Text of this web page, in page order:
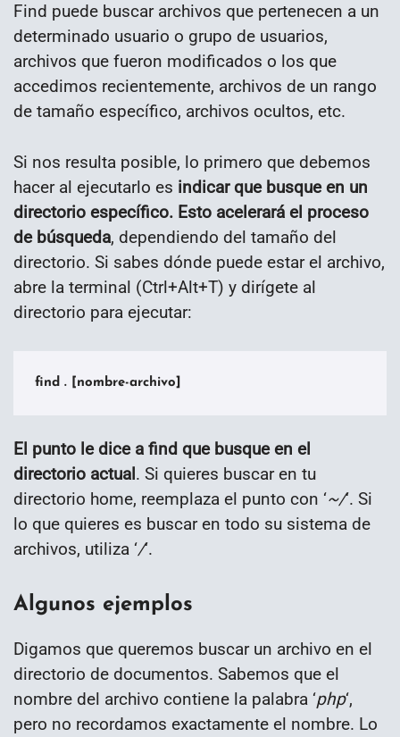
Find puede buscar archivos que pertenecen a un
determinado usuario o grupo de usuarios,
archivos que fueron modificados o los que
accedimos recientemente, archivos de un rango
de tamaño específico, archivos ocultos, etc.
Si nos resulta posible, lo primero que debemos
hacer al ejecutarlo es indicar que busque en un
directorio específico. Esto acelerará el proceso
de búsqueda, dependiendo del tamaño del
directorio. Si sabes dónde puede estar el archivo,
abre la terminal (Ctrl+Alt+T) y dirígete al
directorio para ejecutar:
find . [nombre-archivo]
El punto le dice a find que busque en el
directorio actual. Si quieres buscar en tu
directorio home, reemplaza el punto con ‘~/‘. Si
lo que quieres es buscar en todo su sistema de
archivos, utiliza ‘/‘.
Algunos ejemplos
Digamos que queremos buscar un archivo en el
directorio de documentos. Sabemos que el
nombre del archivo contiene la palabra ‘php‘,
pero no recordamos exactamente el nombre. Lo